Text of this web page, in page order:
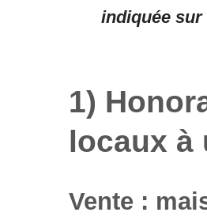
indiquée sur
1)
locaux à
Vente :